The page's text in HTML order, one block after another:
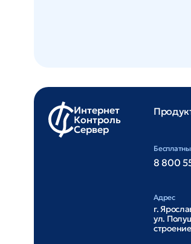
Интернет
Контроль
Сервер
8 800
Адрес
г.
ул.